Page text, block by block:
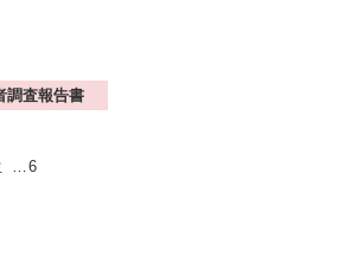
調査報告書
…6